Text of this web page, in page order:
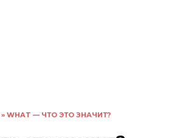
» WHAT — ЧТО ЭТО ЗНАЧИТ?